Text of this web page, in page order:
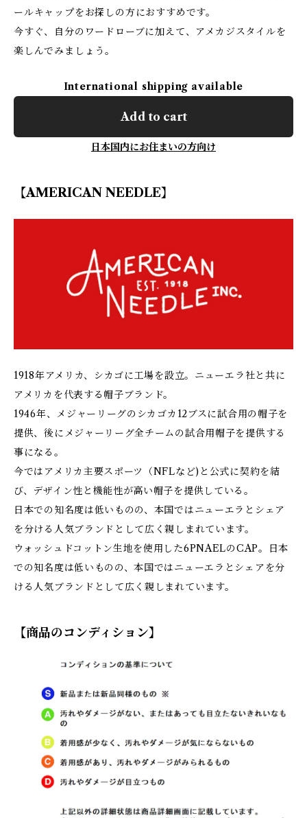
ールキャップをお探しの方におすすめです。
今すぐ、自分のワードローブに加えて、アメカジスタイルを
楽しんでみましょう。
International shipping available
Add to cart
日本国内にお住まいの方向け
【AMERICAN NEEDLE】
1918年アメリカ、シカゴに工場を設立。ニューエラ社と共に
アメリカを代表する帽子ブランド。
1946年、メジャーリーグのシカゴカ12ブスに試合用の帽子を
提供、後にメジャーリーグ全チームの試合用帽子を提供する
事になる。
今ではアメリカ主要スポーツ（NFLなど)と公式に契約を結
び、デザイン性と機能性が高い帽子を提供している。
日本での知名度は低いものの、本国ではニューエラとシェア
を分ける人気ブランドとして広く親しまれています。
ウォッシュドコットン生地を使用した6PNAELのCAP。日本
での知名度は低いものの、本国ではニューエラとシェアを分
ける人気ブランドとして広く親しまれています。
【商品のコンディション】